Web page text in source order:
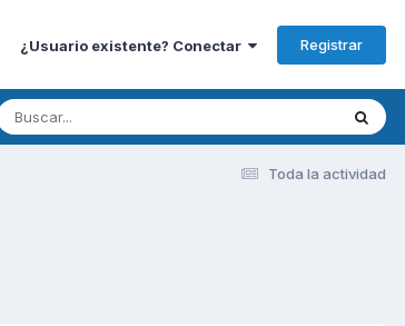
¿Usuario existente? Conectar Registrar
Toda la actividad